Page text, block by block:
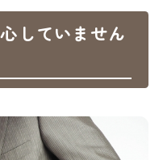
していません